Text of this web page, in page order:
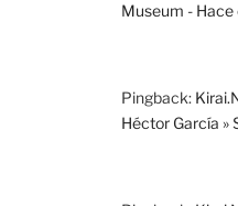
Museum -
Pingback:
Héctor García »